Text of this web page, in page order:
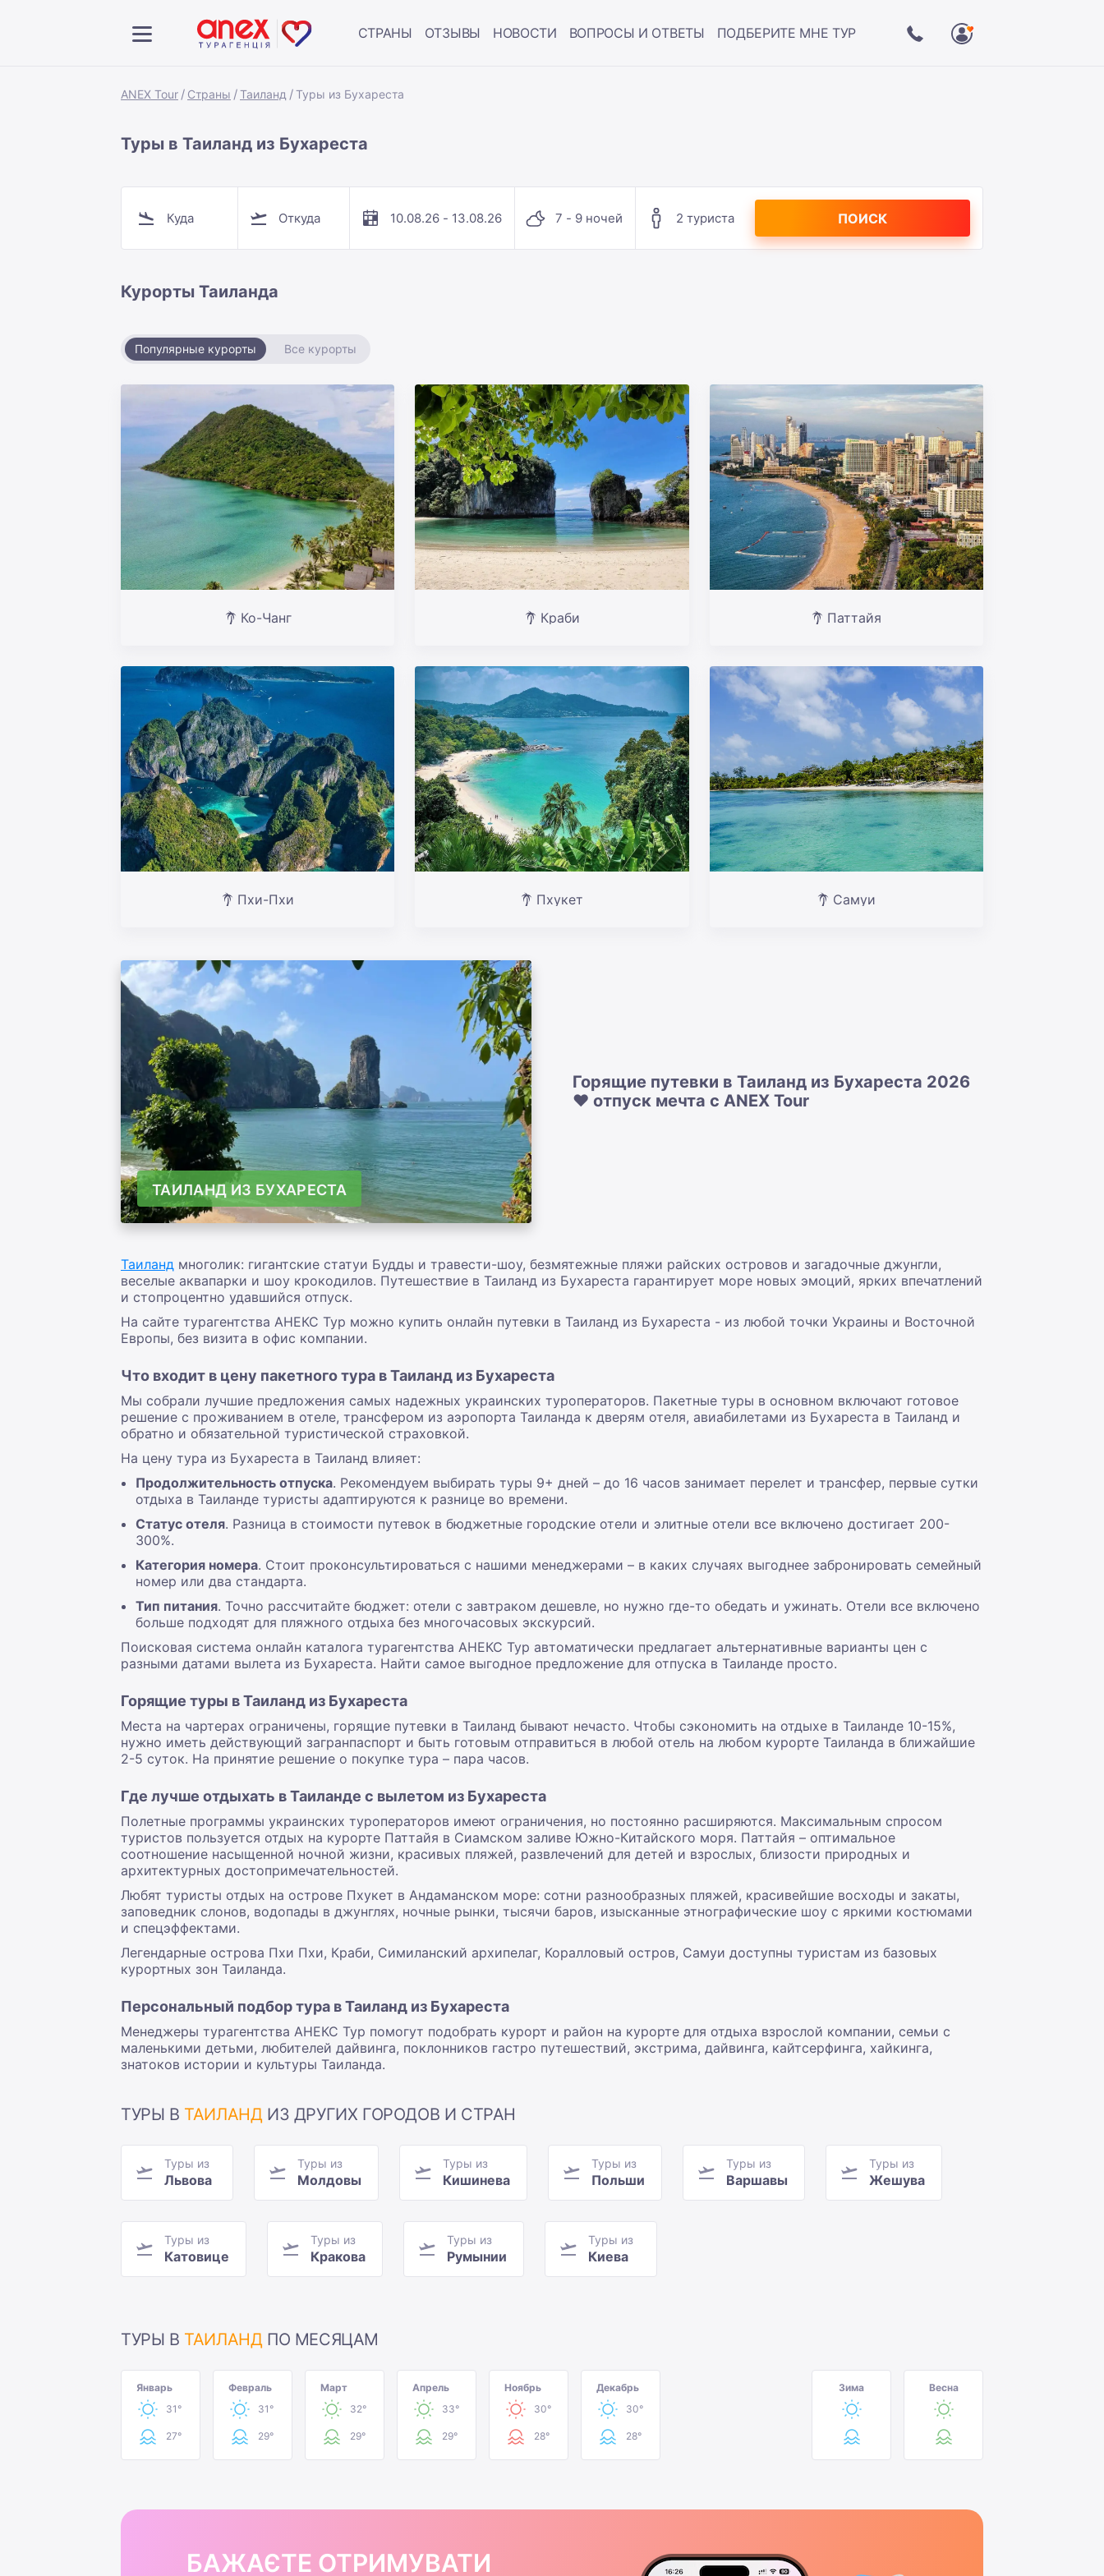
СТРАНЫ ОТЗЫВЫ НОВОСТИ ВОПРОСЫ И ОТВЕТЫ ПОДБЕРИТЕ МНЕ ТУР
ANEX Tour Страны Таиланд Туры из Бухареста
Туры в Таиланд из Бухареста
Куда Откуда 10.08.26 - 13.08.26 7 - 9 ночей 2 туриста ПОИСК
Курорты Таиланда
Популярные курорты Все курорты
Ко-Чанг Краби Паттайя
Пхи-Пхи Пхукет Самуи
ТАИЛАНД ИЗ БУХАРЕСТА
Горящие путевки в Таиланд из Бухареста 2026
❤️ отпуск мечта с ANEX Tour
Таиланд многолик: гигантские статуи Будды и травести-шоу, безмятежные пляжи райских островов и загадочные джунгли,
веселые аквапарки и шоу крокодилов. Путешествие в Таиланд из Бухареста гарантирует море новых эмоций, ярких впечатлений
и стопроцентно удавшийся отпуск.
На сайте турагентства АНЕКС Тур можно купить онлайн путевки в Таиланд из Бухареста - из любой точки Украины и Восточной
Европы, без визита в офис компании.
Что входит в цену пакетного тура в Таиланд из Бухареста
Мы собрали лучшие предложения самых надежных украинских туроператоров. Пакетные туры в основном включают готовое
решение с проживанием в отеле, трансфером из аэропорта Таиланда к дверям отеля, авиабилетами из Бухареста в Таиланд и
обратно и обязательной туристической страховкой.
На цену тура из Бухареста в Таиланд влияет:
Продолжительность отпуска. Рекомендуем выбирать туры 9+ дней – до 16 часов занимает перелет и трансфер, первые сутки
отдыха в Таиланде туристы адаптируются к разнице во времени.
Статус отеля. Разница в стоимости путевок в бюджетные городские отели и элитные отели все включено достигает 200-
300%.
Категория номера. Стоит проконсультироваться с нашими менеджерами – в каких случаях выгоднее забронировать семейный
номер или два стандарта.
Тип питания. Точно рассчитайте бюджет: отели с завтраком дешевле, но нужно где-то обедать и ужинать. Отели все включено
больше подходят для пляжного отдыха без многочасовых экскурсий.
Поисковая система онлайн каталога турагентства АНЕКС Тур автоматически предлагает альтернативные варианты цен с
разными датами вылета из Бухареста. Найти самое выгодное предложение для отпуска в Таиланде просто.
Горящие туры в Таиланд из Бухареста
Места на чартерах ограничены, горящие путевки в Таиланд бывают нечасто. Чтобы сэкономить на отдыхе в Таиланде 10-15%,
нужно иметь действующий загранпаспорт и быть готовым отправиться в любой отель на любом курорте Таиланда в ближайшие
2-5 суток. На принятие решение о покупке тура – пара часов.
Где лучше отдыхать в Таиланде с вылетом из Бухареста
Полетные программы украинских туроператоров имеют ограничения, но постоянно расширяются. Максимальным спросом
туристов пользуется отдых на курорте Паттайя в Сиамском заливе Южно-Китайского моря. Паттайя – оптимальное
соотношение насыщенной ночной жизни, красивых пляжей, развлечений для детей и взрослых, близости природных и
архитектурных достопримечательностей.
Любят туристы отдых на острове Пхукет в Андаманском море: сотни разнообразных пляжей, красивейшие восходы и закаты,
заповедник слонов, водопады в джунглях, ночные рынки, тысячи баров, изысканные этнографические шоу с яркими костюмами
и спецэффектами.
Легендарные острова Пхи Пхи, Краби, Симиланский архипелаг, Коралловый остров, Самуи доступны туристам из базовых
курортных зон Таиланда.
Персональный подбор тура в Таиланд из Бухареста
Менеджеры турагентства АНЕКС Тур помогут подобрать курорт и район на курорте для отдыха взрослой компании, семьи с
маленькими детьми, любителей дайвинга, поклонников гастро путешествий, экстрима, дайвинга, кайтсерфинга, хайкинга,
знатоков истории и культуры Таиланда.
ТУРЫ В ТАИЛАНД ИЗ ДРУГИХ ГОРОДОВ И СТРАН
Туры из
Львова
Туры из
Молдовы
Туры из
Кишинева
Туры из
Польши
Туры из
Варшавы
Туры из
Жешува
Туры из
Катовице
Туры из
Кракова
Туры из
Румынии
Туры из
Киева
ТУРЫ В ТАИЛАНД ПО МЕСЯЦАМ
Январь
31°
27°
Февраль
31°
29°
Март
32°
29°
Апрель
33°
29°
Ноябрь
30°
28°
Декабрь
30°
28°
Зима Весна
БАЖАЄТЕ ОТРИМУВАТИ